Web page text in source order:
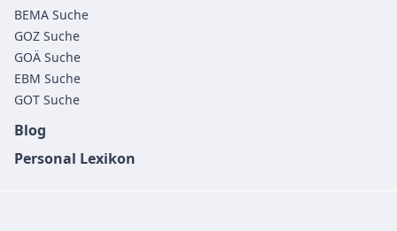
BEMA Suche
GOZ Suche
GOÄ Suche
EBM Suche
GOT Suche
Blog
Personal Lexikon